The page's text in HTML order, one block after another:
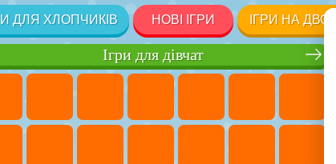
ДЛЯ ХЛОПЧИКІВ НОВІ ІГРИ ІГРИ НА ДВОХ
Ігри для дівчат